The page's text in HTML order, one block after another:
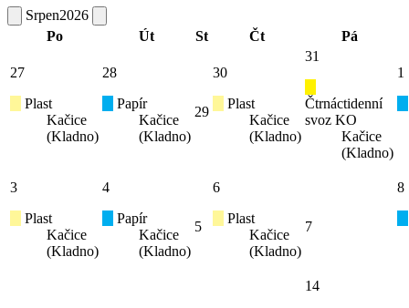
Srpen2026
Po
Út St Čt Pá
27
Plast
Kačice
(Kladno)
28
Papír
Kačice
(Kladno)
29
30
Plast
Kačice
(Kladno)
31
Čtrnáctidenní
svoz KO
Kačice
(Kladno)
1
3
Plast
Kačice
(Kladno)
4
Papír
Kačice
(Kladno)
5
6
Plast
Kačice
(Kladno)
7
8
14